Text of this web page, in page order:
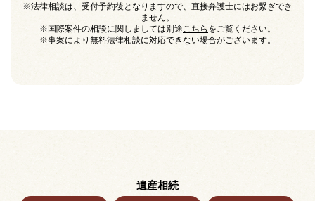
※法律相談は、受付予約後となりますので、直接弁護士にはお繋ぎでき
ません。
※国際案件の相談に関しましては別途 こちら をご覧ください。
※事案により無料法律相談に対応できない場合がございます。
遺産相続